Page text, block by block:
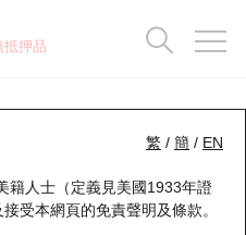
抵押品
繁 / 簡 / EN
籍人士（定義見美國1933年證
受本網頁的免責聲明及條款。